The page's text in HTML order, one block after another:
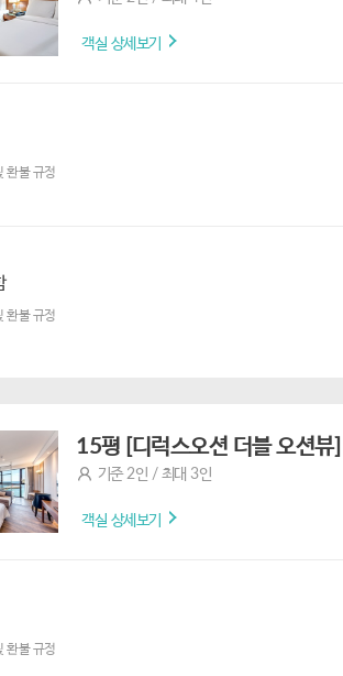
객실 상세보기
환불 규정
환불 규정
15평 [디럭스오션 더블 오션뷰]
기준 2인 / 최대 3인
객실 상세보기
환불 규정